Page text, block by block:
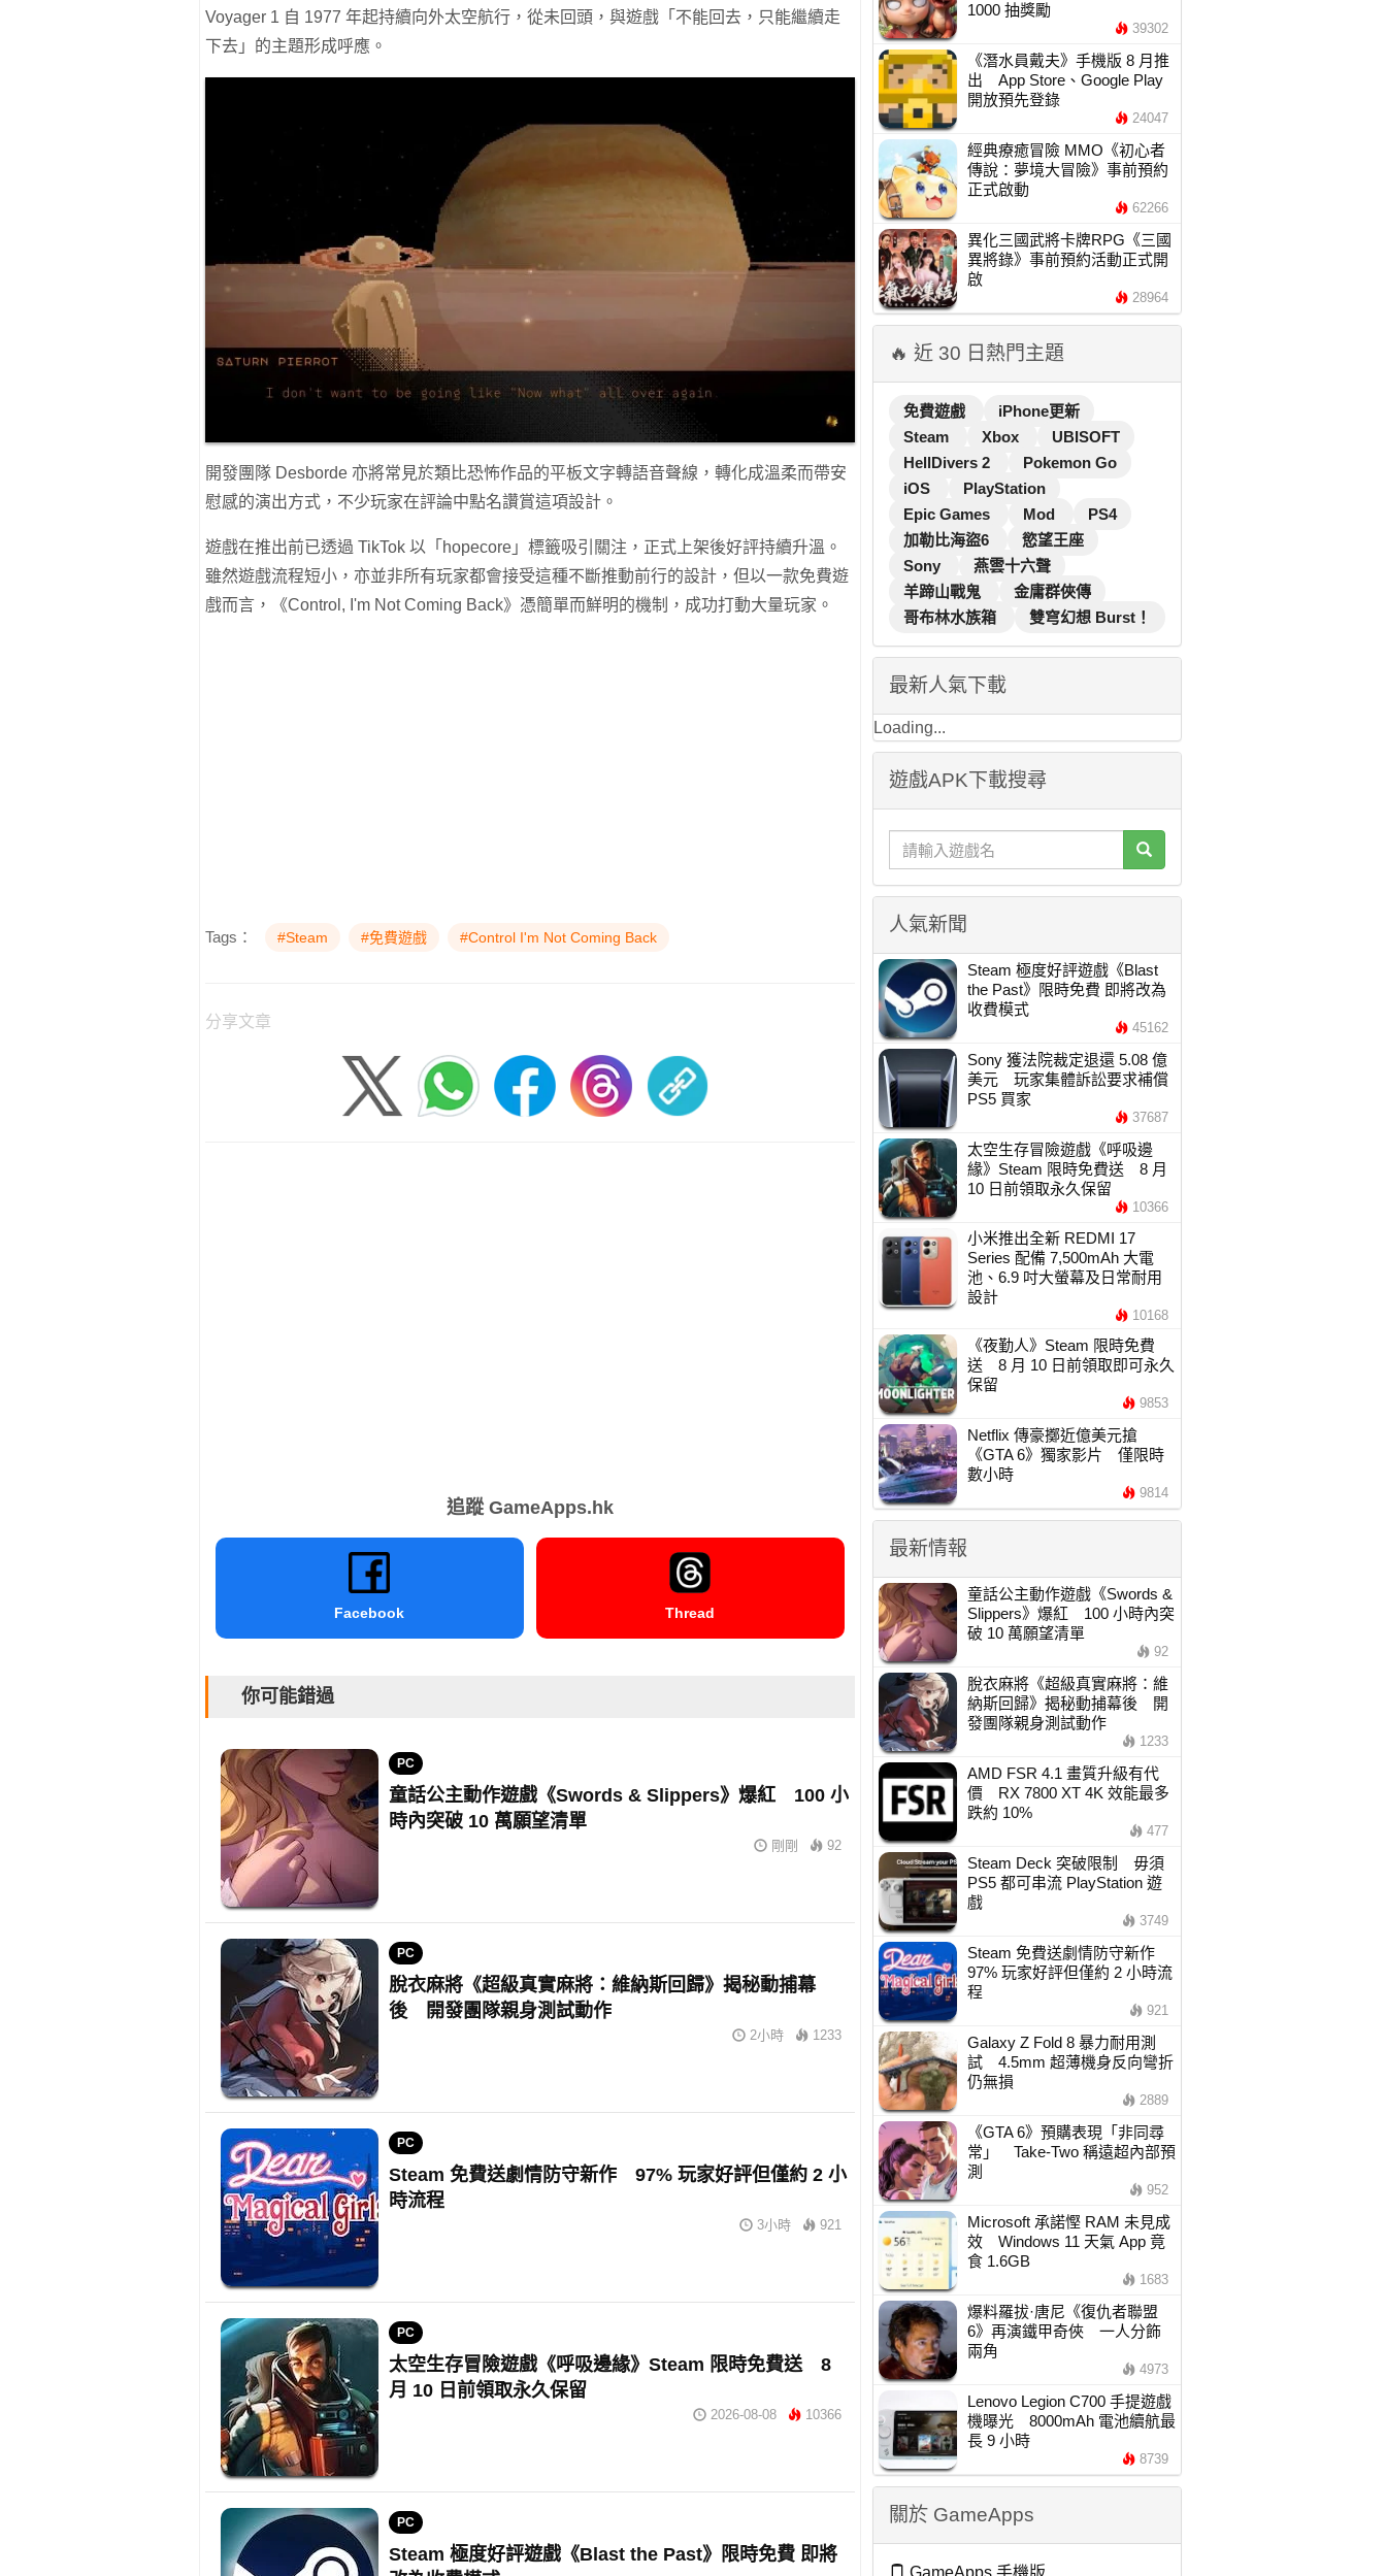
Voyager 1 自 1977 年起持續向外太空航行，從未回頭，與遊戲「不能回去，只能繼續走
下去」的主題形成呼應。
開發團隊 Desborde 亦將常見於類比恐怖作品的平板文字轉語音聲線，轉化成溫柔而帶安
慰感的演出方式，不少玩家在評論中點名讚賞這項設計。
遊戲在推出前已透過 TikTok 以「hopecore」標籤吸引關注，正式上架後好評持續升溫。
雖然遊戲流程短小，亦並非所有玩家都會接受這種不斷推動前行的設計，但以一款免費遊
戲而言，《Control, I'm Not Coming Back》憑簡單而鮮明的機制，成功打動大量玩家。
Tags： #Steam #免費遊戲 #Control I'm Not Coming Back
分享文章
追蹤 GameApps.hk
Facebook Thread
你可能錯過
PC
童話公主動作遊戲《Swords & Slippers》爆紅 100 小
時內突破 10 萬願望清單
剛剛 92
PC
脫衣麻將《超級真實麻將：維納斯回歸》揭秘動捕幕
後 開發團隊親身測試動作
2小時 1233
PC
Steam 免費送劇情防守新作 97% 玩家好評但僅約 2 小
時流程
3小時 921
PC
太空生存冒險遊戲《呼吸邊緣》Steam 限時免費送 8
月 10 日前領取永久保留
2026-08-08 10366
PC
Steam 極度好評遊戲《Blast the Past》限時免費 即將
1000 抽獎勵
39302
《潛水員戴夫》手機版 8 月推
出 App Store、Google Play
開放預先登錄
24047
經典療癒冒險 MMO《初心者
傳說：夢境大冒險》事前預約
正式啟動
62266
異化三國武將卡牌RPG《三國
異將錄》事前預約活動正式開
啟
28964
🔥 近 30 日熱門主題
免費遊戲
iPhone更新
Steam
Xbox
UBISOFT
HellDivers 2
Pokemon Go
iOS
PlayStation
Epic Games
Mod
PS4
加勒比海盜6
慾望王座
Sony
燕雲十六聲
羊蹄山戰鬼
金庸群俠傳
哥布林水族箱
雙穹幻想 Burst！
最新人氣下載
Loading...
遊戲APK下載搜尋
人氣新聞
Steam 極度好評遊戲《Blast
the Past》限時免費 即將改為
收費模式
45162
Sony 獲法院裁定退還 5.08 億
美元 玩家集體訴訟要求補償
PS5 買家
37687
太空生存冒險遊戲《呼吸邊
緣》Steam 限時免費送 8 月
10 日前領取永久保留
10366
小米推出全新 REDMI 17
Series 配備 7,500mAh 大電
池、6.9 吋大螢幕及日常耐用
設計
10168
《夜勤人》Steam 限時免費
送 8 月 10 日前領取即可永久
保留
9853
Netflix 傳豪擲近億美元搶
《GTA 6》獨家影片 僅限時
數小時
9814
最新情報
童話公主動作遊戲《Swords &
Slippers》爆紅 100 小時內突
破 10 萬願望清單
92
脫衣麻將《超級真實麻將：維
納斯回歸》揭秘動捕幕後 開
發團隊親身測試動作
1233
AMD FSR 4.1 畫質升級有代
價 RX 7800 XT 4K 效能最多
跌約 10%
477
Steam Deck 突破限制 毋須
PS5 都可串流 PlayStation 遊
戲
3749
Steam 免費送劇情防守新作
97% 玩家好評但僅約 2 小時流
程
921
Galaxy Z Fold 8 暴力耐用測
試 4.5mm 超薄機身反向彎折
仍無損
2889
《GTA 6》預購表現「非同尋
常」 Take-Two 稱遠超內部預
測
952
Microsoft 承諾慳 RAM 未見成
效 Windows 11 天氣 App 竟
食 1.6GB
1683
爆料羅拔·唐尼《復仇者聯盟
6》再演鐵甲奇俠 一人分飾
兩角
4973
Lenovo Legion C700 手提遊戲
機曝光 8000mAh 電池續航最
長 9 小時
8739
關於 GameApps
GameApps 手機版